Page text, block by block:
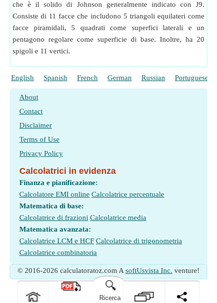
che è il solido di Johnson generalmente indicato con J9.
Consiste di 11 facce che includono 5 triangoli equilateri come
facce piramidali, 5 quadrati come superfici laterali e un
pentagono regolare come superficie di base. Inoltre, ha 20
spigoli e 11 vertici.
English Spanish French German Russian Portuguese
About
Contact
Disclaimer
Terms of Use
Privacy Policy
Calcolatrici in evidenza
Finanza e pianificazione:
Calcolatore EMI online Calcolatrice percentuale
Matematica di base:
Calcolatrice di frazioni Calcolatrice media
Matematica avanzata:
Calcolatrice LCM e HCF Calcolatrice di trigonometria
Calcolatrice combinatoria
© 2016-2026 calculatoratoz.com A softUsvista Inc. venture!
🔍
Ricerca